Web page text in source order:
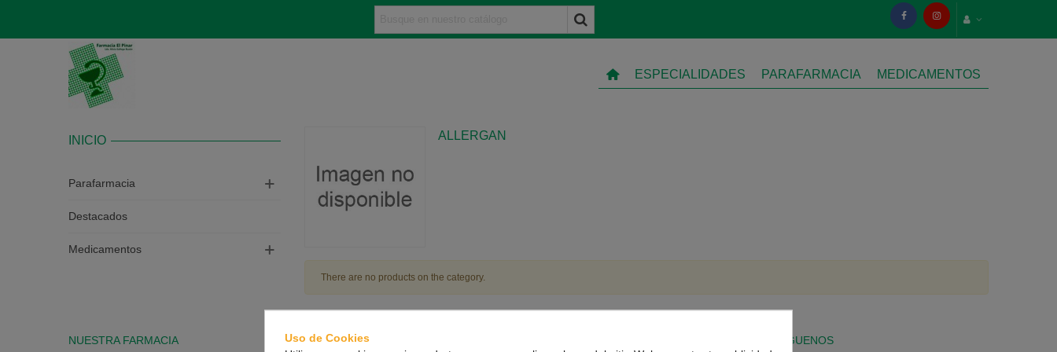
ESPECIALIDADES PARAFARMACIA MEDICAMENTOS
INICIO
Parafarmacia
Destacados
Medicamentos
ALLERGAN
There are no products on the category.
NUESTRA FARMACIA CONTACTO SÍGUENOS
Uso de Cookies